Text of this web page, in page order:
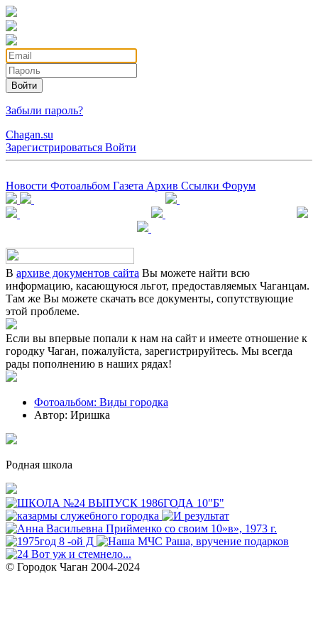
Войти
Забыли пароль?
Chagan.su
Зарегистрироваться Войти
Новости Фотоальбом Газета Архив Ссылки Форум
В архиве документов сайта Вы можете найти всю
информацию, касающуюся льгот, предоставляемых Чаганцам.
Там же Вы можете скачать все документы, сопутствующие
этой проблеме.
Если вы впервые попали к нам на сайт и имеете отношение к
городку Чаган, пожалуйста, зарегистрируйтесь. Мы всегда
рады пополнению в наших рядах!
Фотоальбом: Виды городка
Автор: Иришка
Родная школа
© Городок Чаган 2004-2024